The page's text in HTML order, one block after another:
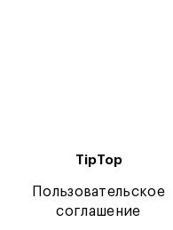
TipTop
Пользовательское
соглашение